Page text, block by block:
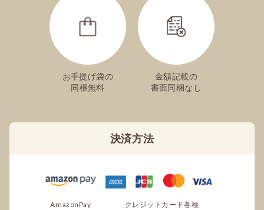
お手提げ袋の
同梱無料
金額記載の
書面同梱なし
決済方法
AmazonPay クレジットカード各種